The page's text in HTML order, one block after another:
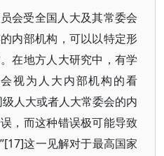
会受全国人大及其常委会
内部机构，可以以特定形
在地方人大研究中，有学
视为人大内部机构的看
人大或者人大常委会的内
，而这种错误极可能导致
这一见解对于最高国家